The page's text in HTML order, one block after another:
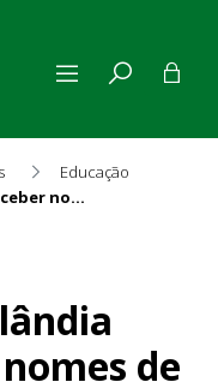
Educação
Escolas de Brazlândia podem receber nomes de mulheres dedicadas à causa educacional na região
de